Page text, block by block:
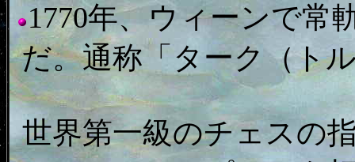
1770年、ウィーンで常
だ。通称「ターク（ト
世界第一級のチェスの